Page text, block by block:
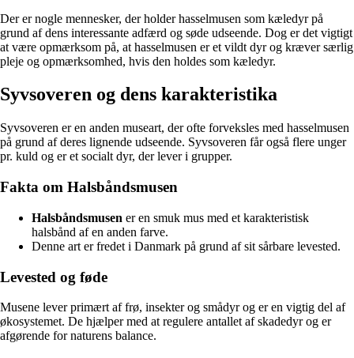
Der er nogle mennesker, der holder hasselmusen som kæledyr på
grund af dens interessante adfærd og søde udseende. Dog er det vigtigt
at være opmærksom på, at hasselmusen er et vildt dyr og kræver særlig
pleje og opmærksomhed, hvis den holdes som kæledyr.
Syvsoveren og dens karakteristika
Syvsoveren er en anden museart, der ofte forveksles med hasselmusen
på grund af deres lignende udseende. Syvsoveren får også flere unger
pr. kuld og er et socialt dyr, der lever i grupper.
Fakta om Halsbåndsmusen
Halsbåndsmusen er en smuk mus med et karakteristisk
halsbånd af en anden farve.
Denne art er fredet i Danmark på grund af sit sårbare levested.
Levested og føde
Musene lever primært af frø, insekter og smådyr og er en vigtig del af
økosystemet. De hjælper med at regulere antallet af skadedyr og er
afgørende for naturens balance.